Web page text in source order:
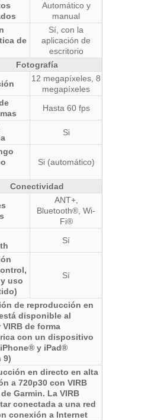
Automático y
manual
de
Sí, con la
aplicación de
escritorio
Fotografía
12 megapíxeles, 8
megapíxeles
Hasta 60 fps
Si
Si (automático)
Conectividad
ANT+,
Bluetooth®, Wi-
Fi®
Sí
uso
Sí
de reproducción en
disponible al
de forma
con un dispositivo
y iPad®
9)
en directo en alta
a 720p30 con VIRB
Garmin. La VIRB
conectada a una red
conexión a Internet